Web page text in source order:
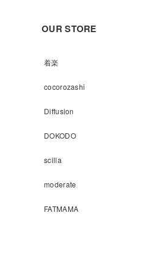
OUR STORE
着楽
cocorozashi
Diffusion
DOKODO
scilla
moderate
FATMAMA